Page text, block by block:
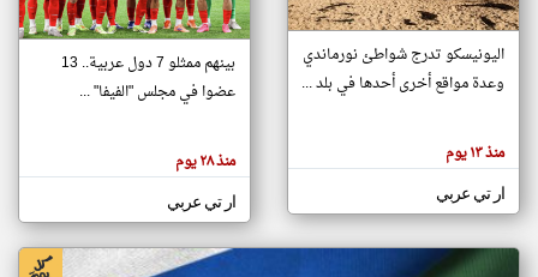
تغيير الدولة
اخبار جزر القمر على مدار الساعة
أهم اخبار جزر القمر العاجلة والمباشرة
هنا عن
وجهة
كاتبيها.
اليونيسكو تدرج شواطئ نورماندي
وعدة مواقع أخرى أحدها في بلد ...
منذ ١٣ يوم
ار تي عربي
بينهم ممثلو 7 دول عربية.. 13
عضوا في مجلس "الفيفا" ...
منذ ٢٨ يوم
ار تي عربي
klyoum.com